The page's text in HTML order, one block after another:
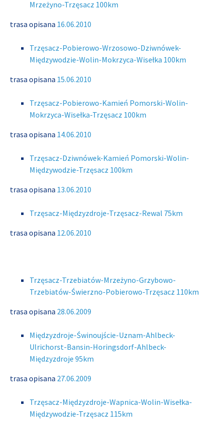
Mrzeżyno-Trzęsacz 100km
trasa opisana 16.06.2010
Trzęsacz-Pobierowo-Wrzosowo-Dziwnówek-
Międzywodzie-Wolin-Mokrzyca-Wisełka 100km
trasa opisana 15.06.2010
Trzęsacz-Pobierowo-Kamień Pomorski-Wolin-
Mokrzyca-Wisełka-Trzęsacz 100km
trasa opisana 14.06.2010
Trzęsacz-Dziwnówek-Kamień Pomorski-Wolin-
Międzywodzie-Trzęsacz 100km
trasa opisana 13.06.2010
Trzęsacz-Międzyzdroje-Trzęsacz-Rewal 75km
trasa opisana 12.06.2010
Trzęsacz-Trzebiatów-Mrzeżyno-Grzybowo-
Trzebiatów-Świerzno-Pobierowo-Trzęsacz 110km
trasa opisana 28.06.2009
Międzyzdroje-Świnoujście-Uznam-Ahlbeck-
Ulrichorst-Bansin-Horingsdorf-Ahlbeck-
Międzyzdroje 95km
trasa opisana 27.06.2009
Trzęsacz-Międzyzdroje-Wapnica-Wolin-Wisełka-
Międzywodzie-Trzęsacz 115km